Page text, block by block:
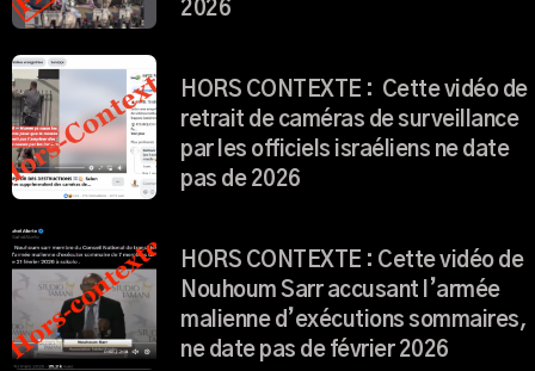
vers la frontière malienne en mars
HORS CONTEXTE : Cette vidéo de
retrait de caméras de surveillance
par les officiels israéliens ne date
HORS CONTEXTE : Cette vidéo de
Nouhoum Sarr accusant l’armée
malienne d’exécutions sommaires,